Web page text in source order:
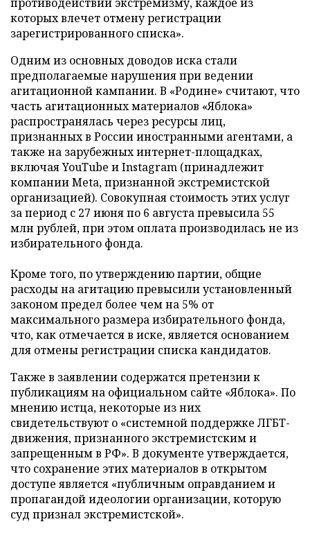
которых влечет отмену регистрации
зарегистрированного списка».
Одним из основных доводов иска стали
предполагаемые нарушения при ведении
агитационной кампании. В «Родине» считают, что
часть агитационных материалов «Яблока»
распространялась через ресурсы лиц,
признанных в России иностранными агентами, а
также на зарубежных интернет-площадках,
включая YouTube и Instagram (принадлежит
компании Meta, признанной экстремистской
организацией). Совокупная стоимость этих услуг
за период с 27 июня по 6 августа превысила 55
млн рублей, при этом оплата производилась не из
избирательного фонда.
Кроме того, по утверждению партии, общие
расходы на агитацию превысили установленный
законом предел более чем на 5% от
максимального размера избирательного фонда,
что, как отмечается в иске, является основанием
для отмены регистрации списка кандидатов.
Также в заявлении содержатся претензии к
публикациям на официальном сайте «Яблока». По
мнению истца, некоторые из них
свидетельствуют о «системной поддержке ЛГБТ-
движения, признанного экстремистским и
запрещенным в РФ». В документе утверждается,
что сохранение этих материалов в открытом
доступе является «публичным оправданием и
пропагандой идеологии организации, которую
суд признал экстремистской».